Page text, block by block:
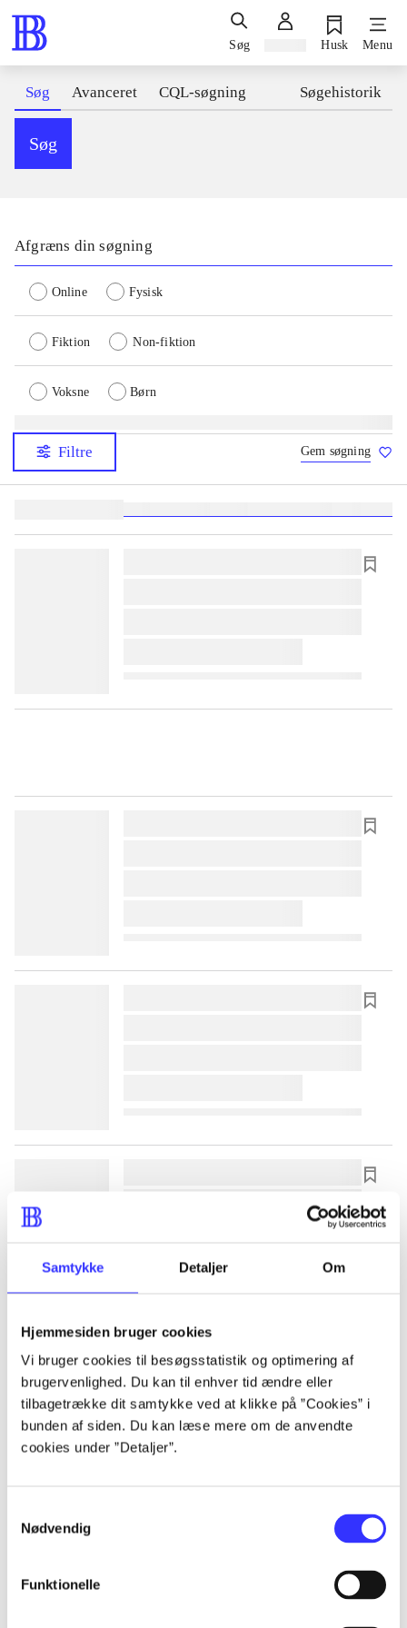
Samtykke Detaljer Om
Hjemmesiden bruger cookies
Vi bruger cookies til besøgsstatistik og optimering af
brugervenlighed. Du kan til enhver tid ændre eller
tilbagetrække dit samtykke ved at klikke på ”Cookies” i
bunden af siden. Du kan læse mere om de anvendte
cookies under ”Detaljer”.
Nødvendig
Funktionelle
Søg Husk Menu
Søg Avanceret CQL-søgning Søgehistorik
Søg
Afgræns din søgning
Online Fysisk
Fiktion Non-fiktion
Voksne Børn
Filtre Gem søgning
lorem ipsum dolor sit amet ...
lorem ipsum dolor sit amet ...
lorem ipsum dolor sit amet ...
lorem ipsum dolor sit amet ...
lorem ipsum dolor sit amet ...
lorem ipsum dolor sit amet ...
lorem ipsum dolor sit amet ...
lorem ipsum dolor sit amet ...
lorem ipsum dolor sit amet ...
lorem ipsum dolor sit amet ...
lorem ipsum dolor sit amet ...
lorem ipsum dolor sit amet ...
lorem ipsum dolor sit amet ...
lorem ipsum dolor sit amet ...